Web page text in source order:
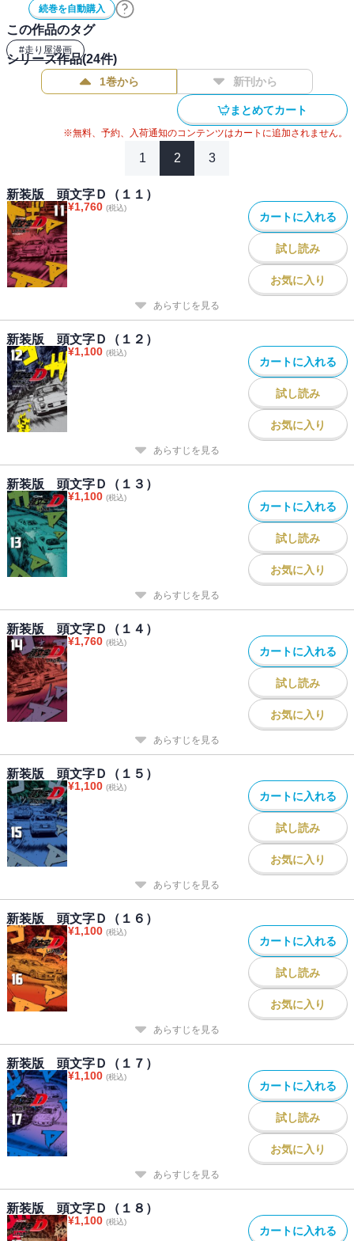
続巻を自動購入
この作品のタグ
#走り屋漫画
シリーズ作品(24件)
1巻から 新刊から
まとめてカート
※無料、予約、入荷通知のコンテンツはカートに追加されません。
1 2 3
新装版 頭文字Ｄ（１１）
¥1,760 (税込)
カートに入れる
試し読み
お気に入り
あらすじを見る
新装版 頭文字Ｄ（１２）
¥1,100 (税込)
カートに入れる
試し読み
お気に入り
あらすじを見る
新装版 頭文字Ｄ（１３）
¥1,100 (税込)
カートに入れる
試し読み
お気に入り
あらすじを見る
新装版 頭文字Ｄ（１４）
¥1,760 (税込)
カートに入れる
試し読み
お気に入り
あらすじを見る
新装版 頭文字Ｄ（１５）
¥1,100 (税込)
カートに入れる
試し読み
お気に入り
あらすじを見る
新装版 頭文字Ｄ（１６）
¥1,100 (税込)
カートに入れる
試し読み
お気に入り
あらすじを見る
新装版 頭文字Ｄ（１７）
¥1,100 (税込)
カートに入れる
試し読み
お気に入り
あらすじを見る
新装版 頭文字Ｄ（１８）
¥1,100 (税込)
カートに入れる